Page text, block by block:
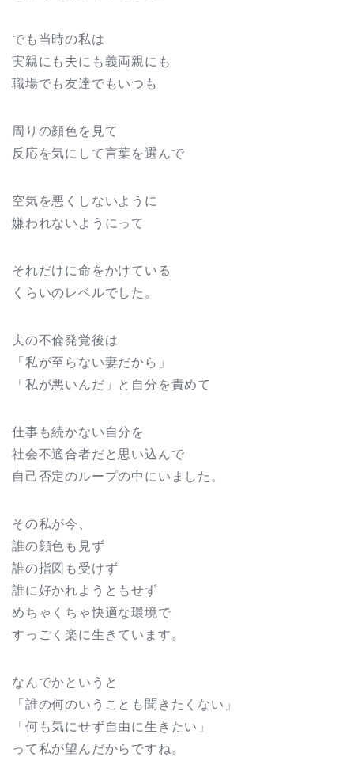
でも当時の私は
実親にも夫にも義両親にも
職場でも友達でもいつも
周りの顔色を見て
反応を気にして言葉を選んで
空気を悪くしないように
嫌われないようにって
それだけに命をかけている
くらいのレベルでした。
夫の不倫発覚後は
「私が至らない妻だから」
「私が悪いんだ」と自分を責めて
仕事も続かない自分を
社会不適合者だと思い込んで
自己否定のループの中にいました。
その私が今、
誰の顔色も見ず
誰の指図も受けず
誰に好かれようともせず
めちゃくちゃ快適な環境で
すっごく楽に生きています。
なんでかというと
「誰の何のいうことも聞きたくない」
「何も気にせず自由に生きたい」
って私が望んだからですね。